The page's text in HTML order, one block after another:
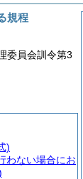
規程
委員会訓令第3
)
わない場合にお